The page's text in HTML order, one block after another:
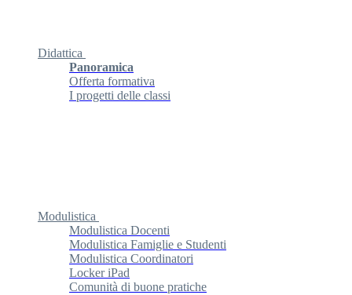
Didattica
Panoramica
Offerta formativa
I progetti delle classi
Modulistica
Modulistica Docenti
Modulistica Famiglie e Studenti
Modulistica Coordinatori
Locker iPad
Comunità di buone pratiche